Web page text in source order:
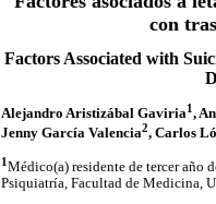
con
Factors Associated with
Alejandro Aristizábal Gaviria1 ,
Jenny García Valencia2, Carlos
1 Médico(a) residente de tercer año
Psiquiatría, Facultad de Medicina,